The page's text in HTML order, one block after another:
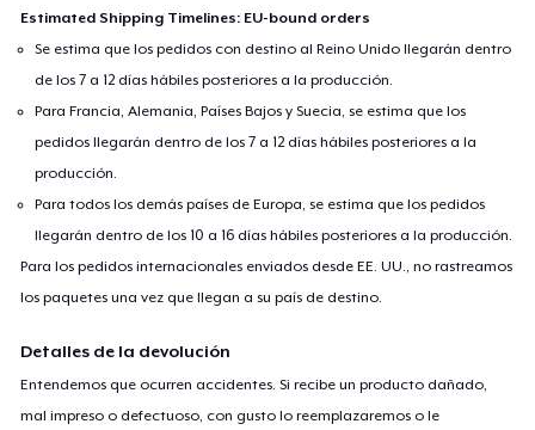
Estimated Shipping Timelines: EU-bound orders
Se estima que los pedidos con destino al Reino Unido llegarán dentro
de los 7 a 12 días hábiles posteriores a la producción.
Para Francia, Alemania, Países Bajos y Suecia, se estima que los
pedidos llegarán dentro de los 7 a 12 días hábiles posteriores a la
producción.
Para todos los demás países de Europa, se estima que los pedidos
llegarán dentro de los 10 a 16 días hábiles posteriores a la producción.
Para los pedidos internacionales enviados desde EE. UU., no rastreamos
los paquetes una vez que llegan a su país de destino.
Detalles de la devolución
Entendemos que ocurren accidentes. Si recibe un producto dañado,
mal impreso o defectuoso, con gusto lo reemplazaremos o le